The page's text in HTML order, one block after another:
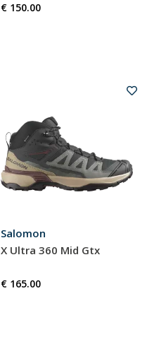
€ 150.00
Salomon
X Ultra 360 Mid Gtx
€ 165.00